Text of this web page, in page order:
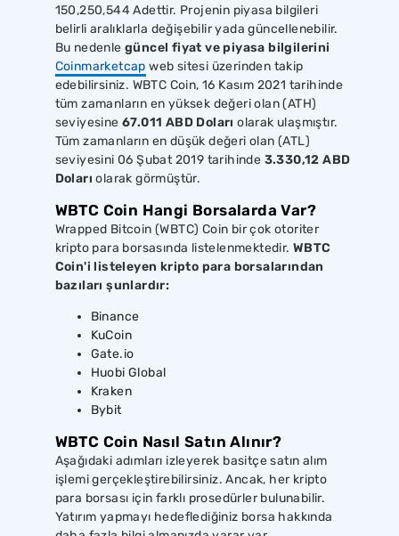
150,250,544 Adettir. Projenin piyasa bilgileri
belirli aralıklarla değişebilir yada güncellenebilir.
Bu nedenle güncel fiyat ve piyasa bilgilerini
Coinmarketcap web sitesi üzerinden takip
edebilirsiniz. WBTC Coin, 16 Kasım 2021 tarihinde
tüm zamanların en yüksek değeri olan (ATH)
seviyesine 67.011 ABD Doları olarak ulaşmıştır.
Tüm zamanların en düşük değeri olan (ATL)
seviyesini 06 Şubat 2019 tarihinde 3.330,12 ABD
Dolarıolarak görmüştür.
WBTC Coin Hangi Borsalarda Var?
Wrapped Bitcoin (WBTC) Coin bir çok otoriter
kripto para borsasında listelenmektedir. WBTC
Coin'i listeleyen kripto para borsalarından
bazıları şunlardır:
Binance
KuCoin
Gate.io
Huobi Global
Kraken
Bybit
WBTC Coin Nasıl Satın Alınır?
Aşağıdaki adımları izleyerek basitçe satın alım
işlemi gerçekleştirebilirsiniz. Ancak, her kripto
para borsası için farklı prosedürler bulunabilir.
Yatırım yapmayı hedeflediğiniz borsa hakkında